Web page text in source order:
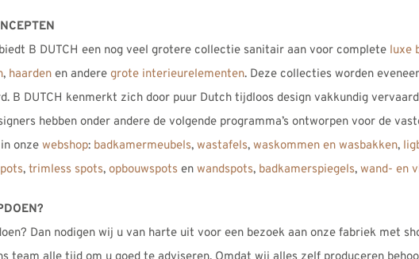
B DUTCH een nog veel grotere collectie sanitair aan voor complete luxe
, haarden en andere grote interieurelementen. Deze collecties worden
B DUTCH kenmerkt zich door puur Dutch tijdloos design vakkundig
hebben onder andere de volgende programma’s ontworpen voor de
onze webshop: badkamermeubels, wastafels, waskommen en wasbakken,
, trimless spots, opbouwspots en wandspots, badkamerspiegels, wand- en
Dan nodigen wij u van harte uit voor een bezoek aan onze fabriek met